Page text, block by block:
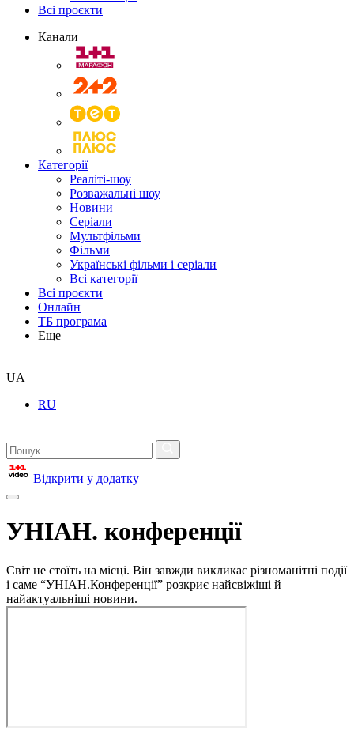
Всі проєкти
Канали
Категорії
Реаліті-шоу
Розважальні шоу
Новини
Серіали
Мультфільми
Фільми
Українські фільми і серіали
Всі категорії
Всі проєкти
Онлайн
ТБ програма
Еще
UA
RU
Відкрити у додатку
УНІАН. конференції
Світ не стоїть на місці. Він завжди викликає різноманітні події
і саме “УНІАН.Конференції” розкриє найсвіжіші й
найактуальніші новини.